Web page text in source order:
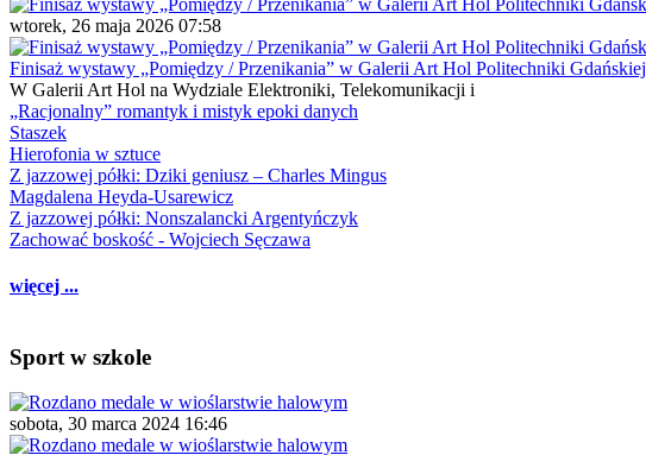
wtorek, 26 maja 2026 07:58
Finisaż wystawy „Pomiędzy / Przenikania” w Galerii Art Hol Politechniki Gdańskiej
W Galerii Art Hol na Wydziale Elektroniki, Telekomunikacji i
„Racjonalny” romantyk i mistyk epoki danych
Staszek
Hierofonia w sztuce
Z jazzowej półki: Dziki geniusz – Charles Mingus
Magdalena Heyda-Usarewicz
Z jazzowej półki: Nonszalancki Argentyńczyk
Zachować boskość - Wojciech Sęczawa
więcej ...
Sport w szkole
sobota, 30 marca 2024 16:46